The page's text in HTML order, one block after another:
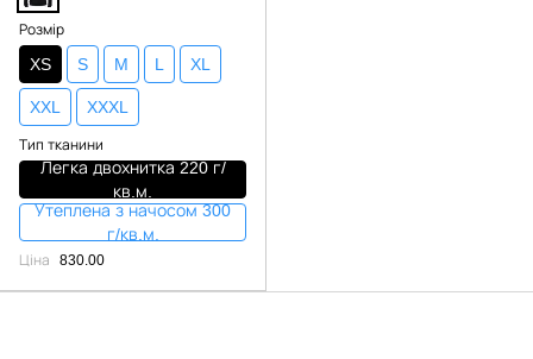
Розмір
XS S M L XL
XXL XXXL
Тип тканини
Легка двохнитка 220 г/
кв.м.
Утеплена з начосом 300
г/кв.м.
Ціна 830.00